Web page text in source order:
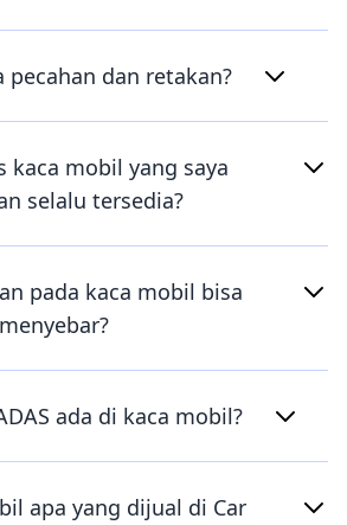
pecahan dan retakan?
kaca mobil yang saya
selalu tersedia?
pada kaca mobil bisa
menyebar?
ada di kaca mobil?
apa yang dijual di Car